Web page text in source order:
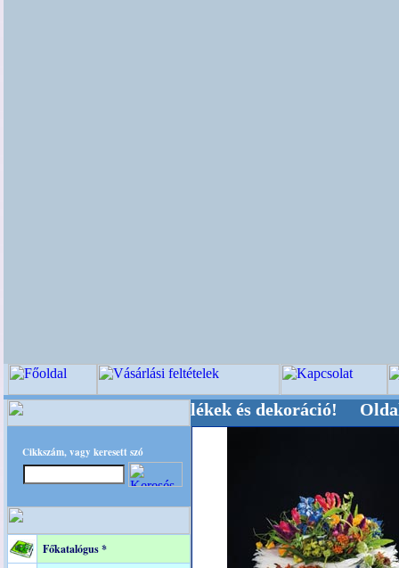
Cikkszám, vagy keresett szó
Főkatalógus *
Kegyeleti-kellékek és dekoráció! Oldalunkat